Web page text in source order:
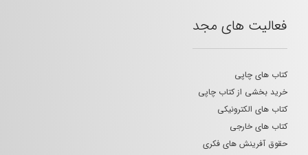
فعالیت های مجد
کتاب های چاپی
خرید بخشی از کتاب چاپی
کتاب های الکترونیکی
کتاب های خارجی
حقوق آفرینش های فکری